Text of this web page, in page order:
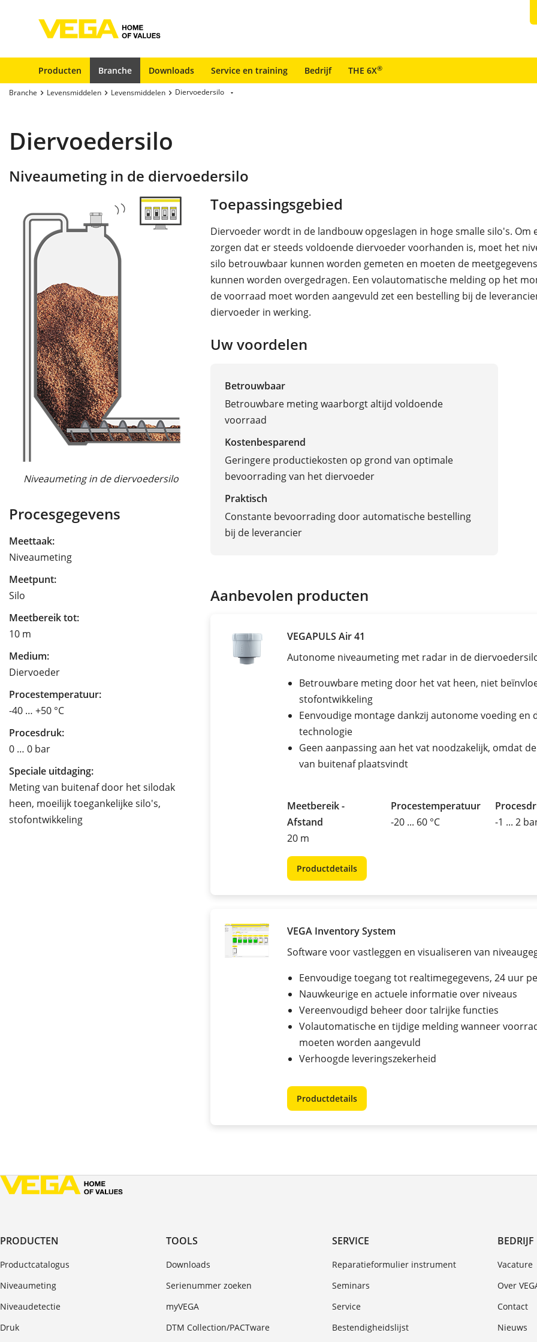
Producten Branche Downloads Service en training Bedrijf THE 6X®
Branche Levensmiddelen Levensmiddelen Diervoedersilo
Diervoedersilo
Niveaumeting in de diervoedersilo
Niveaumeting in de diervoedersilo
Procesgegevens
Meettaak:
Niveaumeting
Meetpunt:
Silo
Meetbereik tot:
10 m
Medium:
Diervoeder
Procestemperatuur:
-40 … +50 °C
Procesdruk:
0 … 0 bar
Speciale uitdaging:
Meting van buitenaf door het silodak
heen, moeilijk toegankelijke silo's,
stofontwikkeling
Toepassingsgebied
Diervoeder wordt in de landbouw opgeslagen in hoge smalle silo's. Om
zorgen dat er steeds voldoende diervoeder voorhanden is, moet het
silo betrouwbaar kunnen worden gemeten en moeten de
kunnen worden overgedragen. Een volautomatische melding op het
de voorraad moet worden aangevuld zet een bestelling bij de
diervoeder in werking.
Uw voordelen
Betrouwbaar
Betrouwbare meting waarborgt altijd voldoende
voorraad
Kostenbesparend
Geringere productiekosten op grond van optimale
bevoorrading van het diervoeder
Praktisch
Constante bevoorrading door automatische bestelling
bij de leverancier
Aanbevolen producten
VEGAPULS Air 41
Autonome niveaumeting met radar in de
Betrouwbare meting door het vat heen, niet
stofontwikkeling
Eenvoudige montage dankzij autonome voeding en
technologie
Geen aanpassing aan het vat noodzakelijk, omdat
van buitenaf plaatsvindt
Meetbereik -
Afstand
20 m
Procestemperatuur
-20 ... 60 °C
-1 ... 2
Productdetails
VEGA Inventory System
Software voor vastleggen en visualiseren van
Eenvoudige toegang tot realtimegegevens, 24 uur
Nauwkeurige en actuele informatie over niveaus
Vereenvoudigd beheer door talrijke functies
Volautomatische en tijdige melding wanneer
moeten worden aangevuld
Verhoogde leveringszekerheid
Productdetails
PRODUCTEN
Productcatalogus
Niveaumeting
Niveaudetectie
Druk
TOOLS
Downloads
Serienummer zoeken
myVEGA
DTM Collection/PACTware
SERVICE
Reparatieformulier instrument
Seminars
Service
Bestendigheidslijst
BEDRIJF
Vacature
Over
Contact
Nieuws